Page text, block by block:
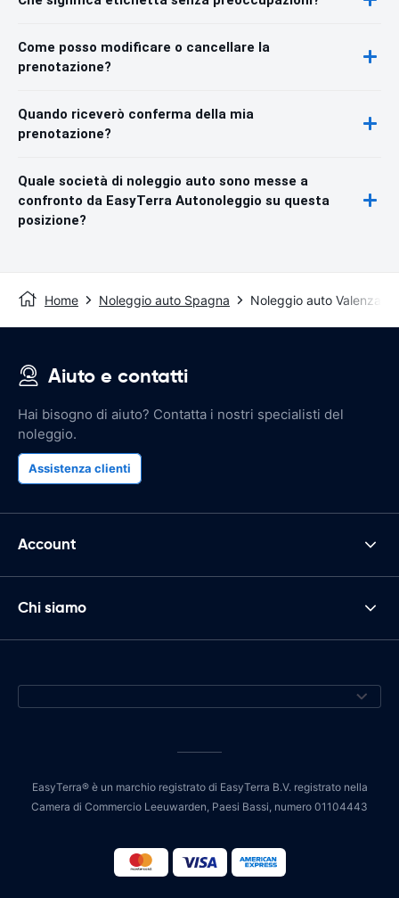
Come posso modificare o cancellare la
prenotazione?
Quando riceverò conferma della mia
prenotazione?
Quale società di noleggio auto sono messe a
confronto da EasyTerra Autonoleggio su questa
posizione?
Home Noleggio auto Spagna Noleggio auto Valenza
Aiuto e contatti
Hai bisogno di aiuto? Contatta i nostri specialisti del
noleggio.
Assistenza clienti
Account
Chi siamo
EasyTerra® è un marchio registrato di EasyTerra B.V. registrato nella
Camera di Commercio Leeuwarden, Paesi Bassi, numero 01104443